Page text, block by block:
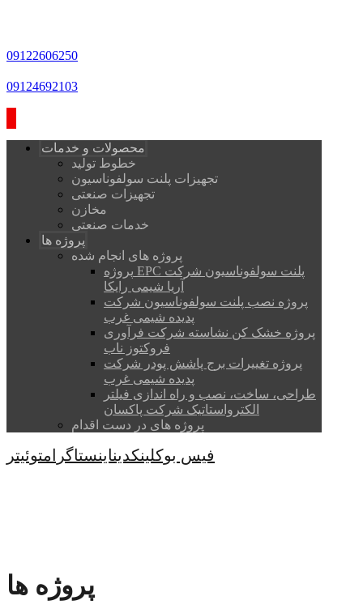
09122606250
09124692103
محصولات و خدمات
خطوط تولید
تجهیزات پلنت سولفوناسیون
تجهیزات صنعتی
مخازن
خدمات صنعتی
پروژه ها
پروژه های انجام شده
پروژه EPC پلنت سولفوناسیون شرکت
آریا شیمی رایکا
پروژه نصب پلنت سولفوناسیون شرکت
پدیده شیمی غرب
پروژه خشک کن نشاسته شرکت فرآوری
فروکتوز ناب
پروژه تغییرات برج پاشش پودر شرکت
پدیده شیمی غرب
طراحی، ساخت، نصب و راه اندازی فیلتر
الکترواستاتیک شرکت پاکسان
پروژه های در دست اقدام
فیس بوکلینکدیناینستاگرامتوئیتر
پروژه ها